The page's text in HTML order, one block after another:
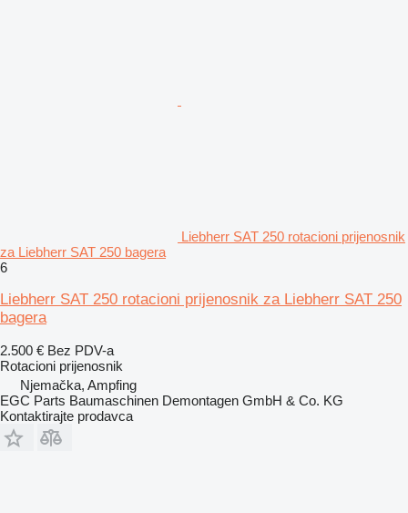
Liebherr SAT 250 rotacioni prijenosnik
za Liebherr SAT 250 bagera
6
Liebherr SAT 250 rotacioni prijenosnik za Liebherr SAT 250
bagera
2.500 € Bez PDV-a
Rotacioni prijenosnik
Njemačka, Ampfing
EGC Parts Baumaschinen Demontagen GmbH & Co. KG
Kontaktirajte prodavca